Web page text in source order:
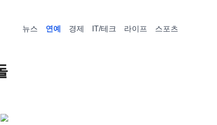
뉴스 연예 경제 IT/테크 라이프 스포츠